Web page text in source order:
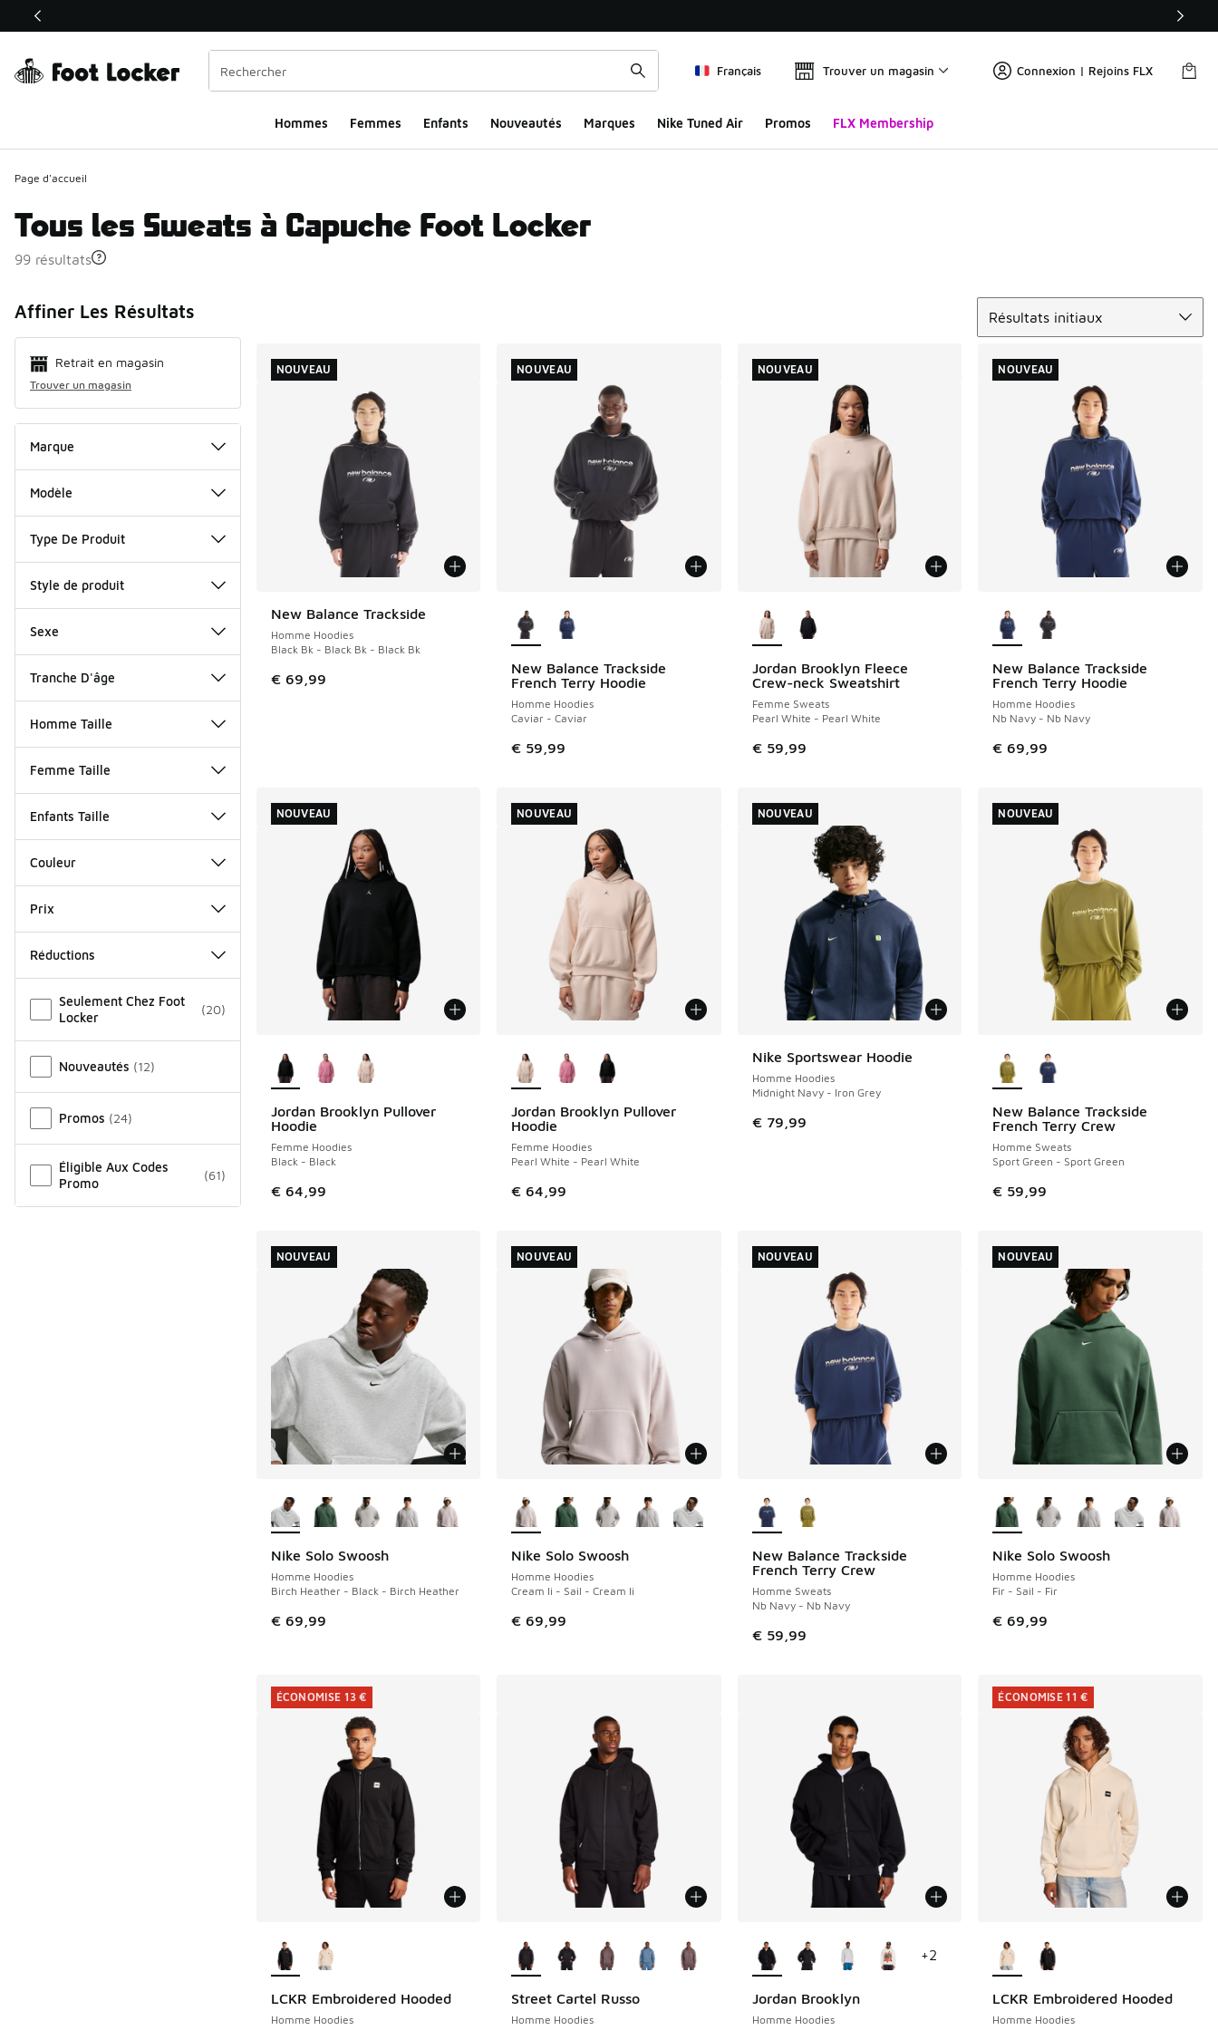
Ce lien ouvrira une nouvelle fenêtre
Français Trouver un magasin Connexion | Rejoins FLX
Hommes​ Femmes Enfants Nouveautés Marques Nike Tuned Air Promos FLX Membership
Page d'accueil
Tous les Sweats à Capuche Foot Locker
99 résultats
Affiner Les Résultats
Retrait en magasin
Trouver un magasin
Marque
Modèle
Type De Produit
Style de produit
Sexe
Tranche D'âge
Homme Taille
Femme Taille
Enfants Taille
Couleur
Prix
Réductions
Seulement Chez Foot
Locker
(20)
Nouveautés (12)
Promos (24)
Éligible Aux Codes
Promo
(61)
Résultats initiaux
New Balance Trackside
Homme Hoodies
Black Bk - Black Bk - Black Bk
€ 69,99
NOUVEAU
NOUVEAU
New Balance Trackside
French Terry Hoodie
Homme Hoodies
Caviar - Caviar
€ 59,99
NOUVEAU
NOUVEAU
Jordan Brooklyn Fleece
Crew-neck Sweatshirt
Femme Sweats
Pearl White - Pearl White
€ 59,99
NOUVEAU
NOUVEAU
New Balance Trackside
French Terry Hoodie
Homme Hoodies
Nb Navy - Nb Navy
€ 69,99
NOUVEAU
NOUVEAU
Jordan Brooklyn Pullover
Hoodie
Femme Hoodies
Black - Black
€ 64,99
NOUVEAU
NOUVEAU
Jordan Brooklyn Pullover
Hoodie
Femme Hoodies
Pearl White - Pearl White
€ 64,99
NOUVEAU
NOUVEAU
Nike Sportswear Hoodie
Homme Hoodies
Midnight Navy - Iron Grey
€ 79,99
NOUVEAU
NOUVEAU
New Balance Trackside
French Terry Crew
Homme Sweats
Sport Green - Sport Green
€ 59,99
NOUVEAU
NOUVEAU
Nike Solo Swoosh
Homme Hoodies
Birch Heather - Black - Birch Heather
€ 69,99
NOUVEAU
NOUVEAU
Nike Solo Swoosh
Homme Hoodies
Cream Ii - Sail - Cream Ii
€ 69,99
NOUVEAU
NOUVEAU
New Balance Trackside
French Terry Crew
Homme Sweats
Nb Navy - Nb Navy
€ 59,99
NOUVEAU
NOUVEAU
Nike Solo Swoosh
Homme Hoodies
Fir - Sail - Fir
€ 69,99
NOUVEAU
NOUVEAU
LCKR Embroidered Hooded
Homme Hoodies
ÉCONOMISE 13 €
ÉCONOMISE 13 €
Street Cartel Russo
Homme Hoodies
Jordan Brooklyn
Homme Hoodies
+2
LCKR Embroidered Hooded
Homme Hoodies
ÉCONOMISE 11 €
ÉCONOMISE 11 €